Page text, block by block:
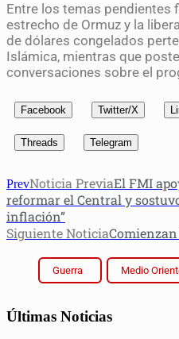
Entre los temas pendientes
estrecho de Ormuz y la
de dólares congelados
Islámica, mientras que
conversaciones sobre el
Facebook Twitter/X
Threads Telegram
PrevNoticia PreviaEl FMI
reformar el Central y
inflación”
Siguiente Noticia
Guerra Medio
Últimas Noticias